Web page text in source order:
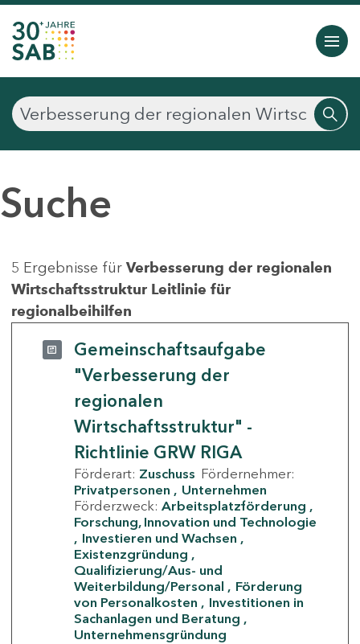
Suche
5 Ergebnisse für Verbesserung der regionalen
Wirtschaftsstruktur Leitlinie für
regionalbeihilfen
Gemeinschaftsaufgabe
"Verbesserung der
regionalen
Wirtschaftsstruktur" -
Richtlinie GRW RIGA
Förderart: Zuschuss Fördernehmer:
Privatpersonen
Unternehmen
Förderzweck: Arbeitsplatzförderung
Forschung, Innovation und Technologie
Investieren und Wachsen
Existenzgründung
Qualifizierung/Aus- und
Weiterbildung/Personal
Förderung
von Personalkosten
Investitionen in
Sachanlagen und Beratung
Unternehmensgründung